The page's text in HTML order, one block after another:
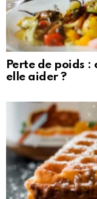
Perte de poids
elle aider ?